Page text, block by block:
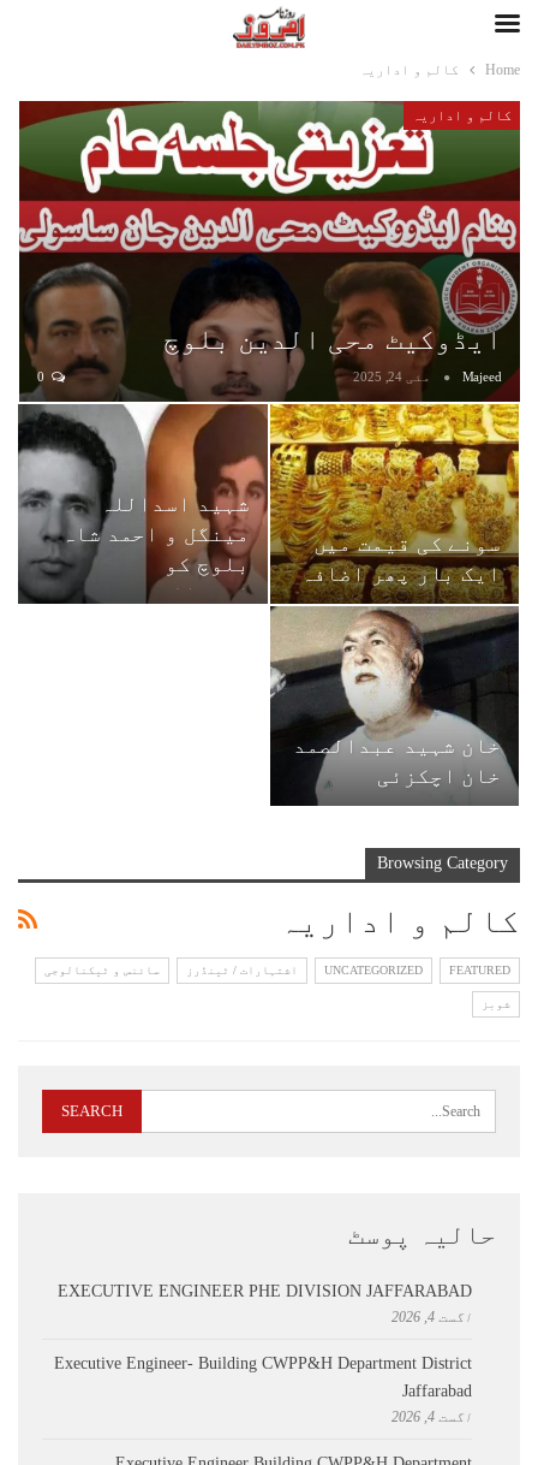
Home کالم و اداریہ
کالم و اداریہ
ایڈوکیٹ محی الدین بلوچ
Majeed مئی 24, 2025
سونے کی قیمت میں
ایک بار پھر اضافہ
شہید اسداللہ
مینگل و احمد شاہ
بلوچ کو
اٹھتالیسویں برسی
خان شہید عبدالصمد
خان اچکزئی
Browsing Category
کالم و اداریہ
FEATURED
UNCATEGORIZED اشتہارات / ٹینڈرز سائنس و ٹیکنالوجی
شوبز
حالیہ پوسٹ
EXECUTIVE ENGINEER PHE DIVISION JAFFARABAD
اگست 4, 2026
Executive Engineer- Building CWPP&H Department District
Jaffarabad
اگست 4, 2026